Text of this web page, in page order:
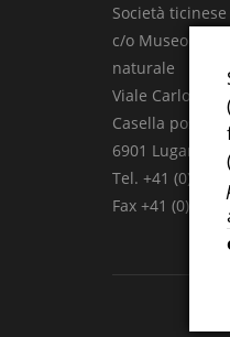
Società
c/o Museo
naturale
Viale Carlo
Casella postale
6901 Lugano
Tel. +41 (0)91
Fax +41 (0)91